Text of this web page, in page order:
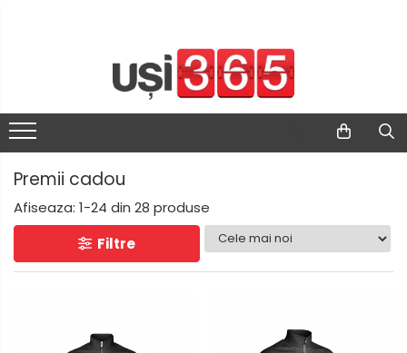
Premii cadou
Afiseaza: 1-24 din 28 produse
Filtre